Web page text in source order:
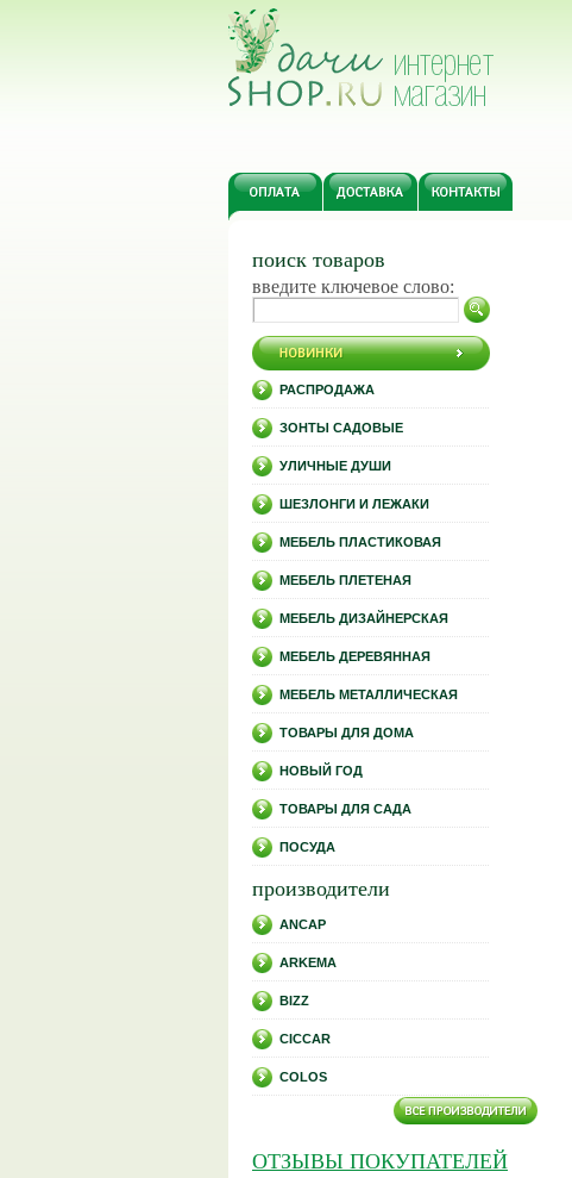
поиск товаров
введите ключевое слово:
РАСПРОДАЖА
ЗОНТЫ САДОВЫЕ
УЛИЧНЫЕ ДУШИ
ШЕЗЛОНГИ И ЛЕЖАКИ
МЕБЕЛЬ ПЛАСТИКОВАЯ
МЕБЕЛЬ ПЛЕТЕНАЯ
МЕБЕЛЬ ДИЗАЙНЕРСКАЯ
МЕБЕЛЬ ДЕРЕВЯННАЯ
МЕБЕЛЬ МЕТАЛЛИЧЕСКАЯ
ТОВАРЫ ДЛЯ ДОМА
НОВЫЙ ГОД
ТОВАРЫ ДЛЯ САДА
ПОСУДА
производители
ANCAP
ARKEMA
BIZZ
CICCAR
COLOS
ОТЗЫВЫ ПОКУПАТЕЛЕЙ